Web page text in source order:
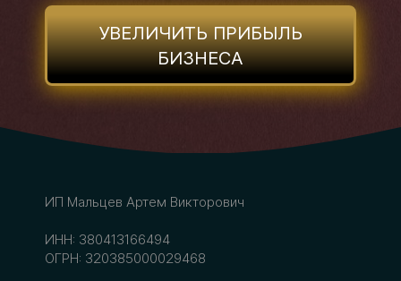
УВЕЛИЧИТЬ ПРИБЫЛЬ
БИЗНЕСА
ИП Мальцев Артем Викторович
ИНН: 380413166494
ОГРН: 320385000029468